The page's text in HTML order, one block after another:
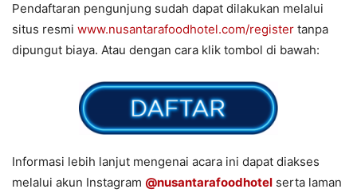
Pendaftaran pengunjung sudah dapat dilakukan melalui
situs resmi www.nusantarafoodhotel.com/register tanpa
dipungut biaya. Atau dengan cara klik tombol di bawah:
Informasi lebih lanjut mengenai acara ini dapat diakses
melalui akun Instagram @nusantarafoodhotel serta laman